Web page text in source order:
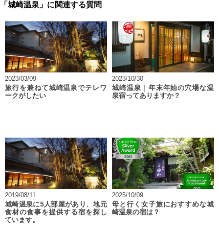
「城崎温泉」に関連する質問
2023/03/09
旅行を兼ねて城崎温泉でテレワ
ークがしたい
2023/10/30
城崎温泉｜年末年始の穴場な温
泉宿ってありますか？
2019/08/11
城崎温泉に5人部屋があり、地元
食材の食事を提供する宿を探し
ています。
2025/10/09
母と行く女子旅におすすめな城
崎温泉の宿は？